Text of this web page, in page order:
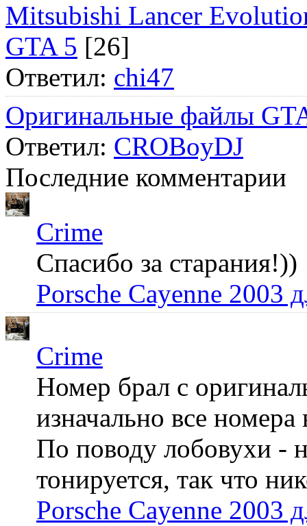
Mitsubishi Lancer
GTA 5 [26]
Ответил: chi47
Оригинальные файлы
Ответил: CROBoyDJ
Последние комментарии
Crime
Спасибо за старания!))
Porsche Cayenne 2003
Crime
Номер брал с
изначально все
По поводу лобовухи -
тонируется, так что
Porsche Cayenne 2003